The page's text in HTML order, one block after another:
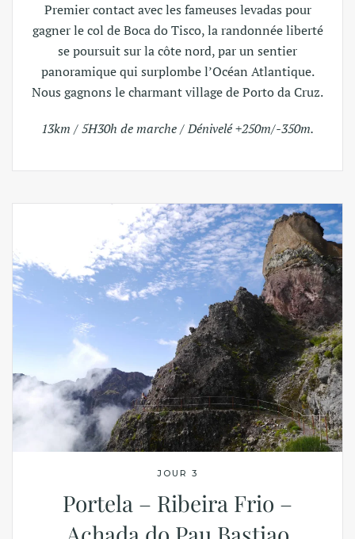
Premier contact avec les fameuses levadas pour
gagner le col de Boca do Tisco, la randonnée liberté
se poursuit sur la côte nord, par un sentier
panoramique qui surplombe l’Océan Atlantique.
Nous gagnons le charmant village de Porto da Cruz.
13km / 5H30h de marche / Dénivelé +250m/-350m.
JOUR 3
Portela – Ribeira Frio –